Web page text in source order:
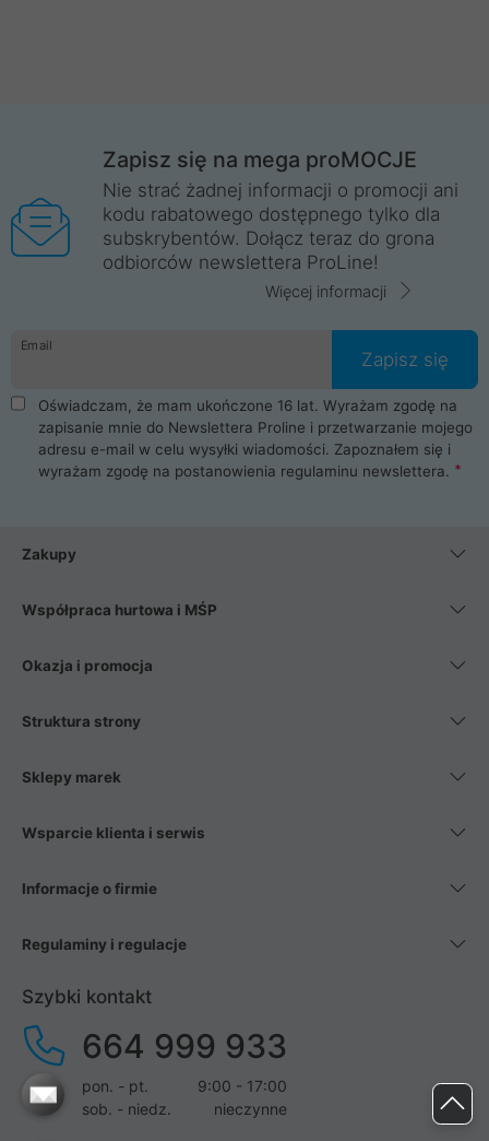
Zapisz się na mega proMOCJE
Nie strać żadnej informacji o promocji ani
kodu rabatowego dostępnego tylko dla
subskrybentów. Dołącz teraz do grona
odbiorców newslettera ProLine!
Więcej informacji
Email
Zapisz się
Oświadczam, że mam ukończone 16 lat. Wyrażam zgodę na
zapisanie mnie do Newslettera Proline i przetwarzanie mojego
adresu e-mail w celu wysyłki wiadomości. Zapoznałem się i
wyrażam zgodę na postanowienia regulaminu newslettera.
Zakupy
Współpraca hurtowa i MŚP
Okazja i promocja
Struktura strony
Sklepy marek
Wsparcie klienta i serwis
Informacje o firmie
Regulaminy i regulacje
Szybki kontakt
664 999 933
pon. - pt.
9:00 - 17:00
sob. - niedz.
nieczynne